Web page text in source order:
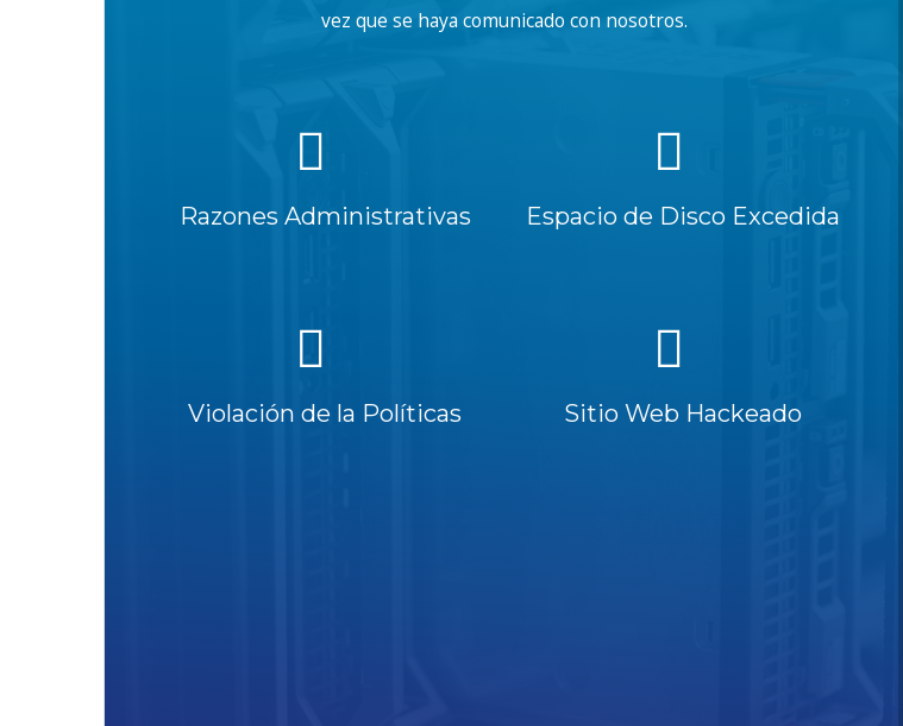
vez que se haya comunicado con nosotros.
Razones Administrativas Espacio de Disco Excedida
Violación de la Políticas Sitio Web Hackeado